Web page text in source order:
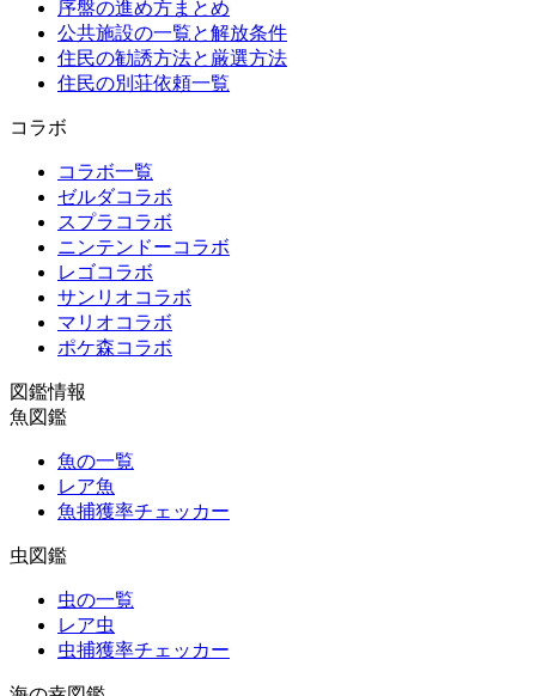
序盤の進め方まとめ
公共施設の一覧と解放条件
住民の勧誘方法と厳選方法
住民の別荘依頼一覧
コラボ
コラボ一覧
ゼルダコラボ
スプラコラボ
ニンテンドーコラボ
レゴコラボ
サンリオコラボ
マリオコラボ
ポケ森コラボ
図鑑情報
魚図鑑
魚の一覧
レア魚
魚捕獲率チェッカー
虫図鑑
虫の一覧
レア虫
虫捕獲率チェッカー